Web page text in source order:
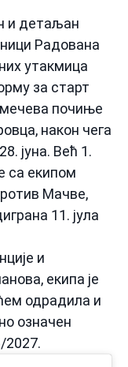
и детаљан
Радована
утакмица
за старт
почиње
након чега
јуна. Већ 1.
са екипом
Мачве,
11. јула
и
екипа је
одрадила и
означен
2027.